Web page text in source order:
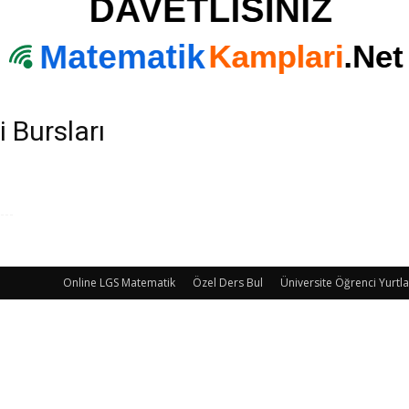
Online LGS Matematik Özel Ders Bul Üniversite Öğrenci